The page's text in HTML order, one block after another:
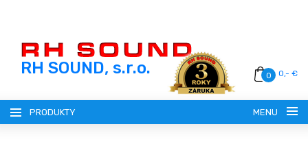
RH SOUND, s.r.o. 0 0,- €
PRODUKTY MENU